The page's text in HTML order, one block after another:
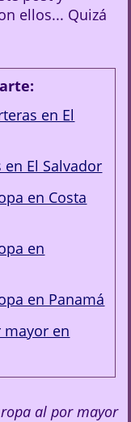
ellos... Quizá
en El
El Salvador
en Costa
en
en Panamá
mayor en
al por mayor